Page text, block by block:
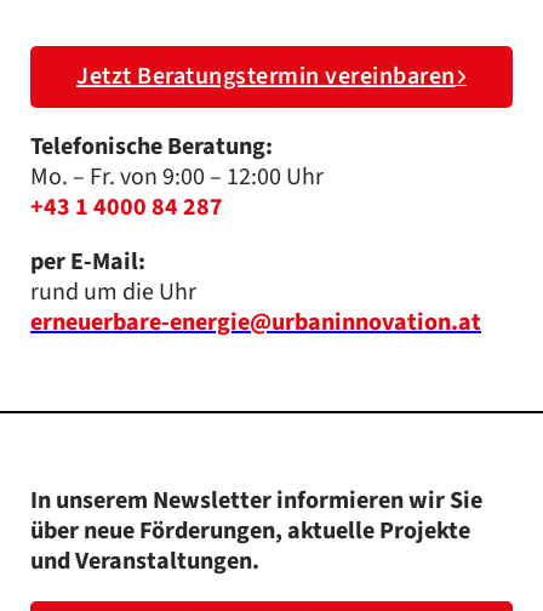
Jetzt Beratungstermin vereinbaren
Telefonische Beratung:
Mo. – Fr. von 9:00 – 12:00 Uhr
+43 1 4000 84 287
per E-Mail:
rund um die Uhr
erneuerbare-energie@urbaninnovation.at
In unserem Newsletter informieren wir Sie
über neue Förderungen, aktuelle Projekte
und Veranstaltungen.